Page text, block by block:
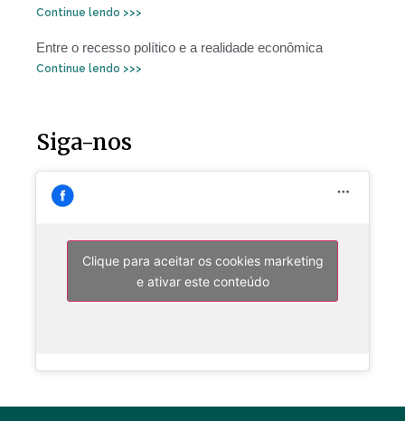
Continue lendo >>>
Entre o recesso político e a realidade econômica
Continue lendo >>>
Siga-nos
Clique para aceitar os cookies marketing
e ativar este conteúdo